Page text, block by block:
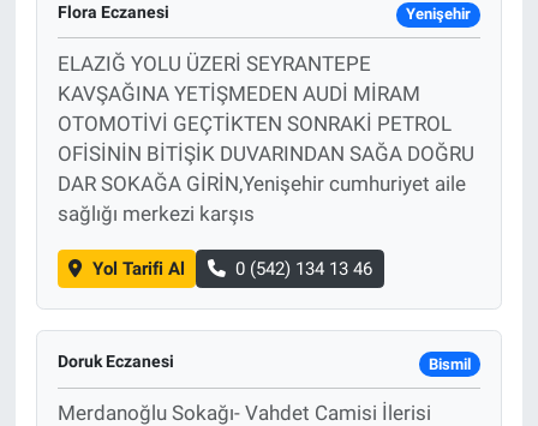
Flora Eczanesi Yenişehir
ELAZIĞ YOLU ÜZERİ SEYRANTEPE
KAVŞAĞINA YETİŞMEDEN AUDİ MİRAM
OTOMOTİVİ GEÇTİKTEN SONRAKİ PETROL
OFİSİNİN BİTİŞİK DUVARINDAN SAĞA DOĞRU
DAR SOKAĞA GİRİN,Yenişehir cumhuriyet aile
sağlığı merkezi karşıs
Yol Tarifi Al 0 (542) 134 13 46
Doruk Eczanesi Bismil
Merdanoğlu Sokağı- Vahdet Camisi İlerisi